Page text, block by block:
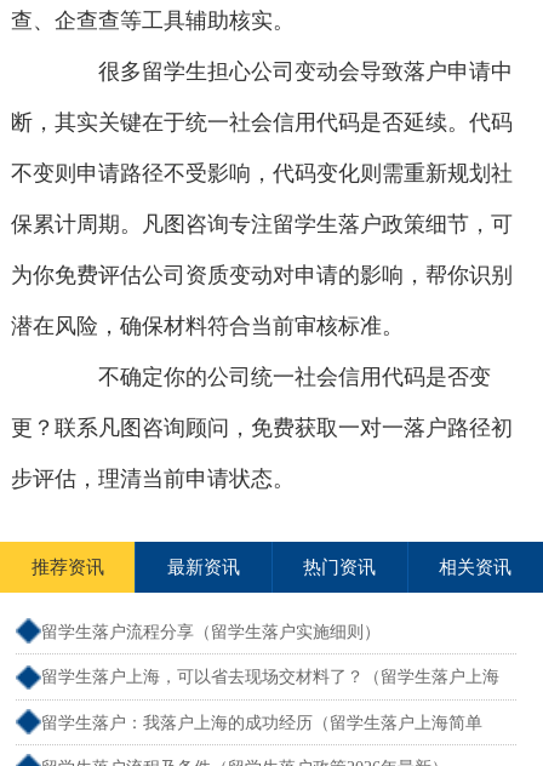
查、企查查等工具辅助核实。
很多留学生担心公司变动会导致落户申请中
断，其实关键在于统一社会信用代码是否延续。代码
不变则申请路径不受影响，代码变化则需重新规划社
保累计周期。凡图咨询专注留学生落户政策细节，可
为你免费评估公司资质变动对申请的影响，帮你识别
潜在风险，确保材料符合当前审核标准。
不确定你的公司统一社会信用代码是否变
更？联系凡图咨询顾问，免费获取一对一落户路径初
步评估，理清当前申请状态。
推荐资讯 最新资讯 热门资讯 相关资讯
留学生落户流程分享（留学生落户实施细则）
留学生落户上海，可以省去现场交材料了？（留学生落户上海
递交材料可以自己去吗）
留学生落户：我落户上海的成功经历（留学生落户上海简单